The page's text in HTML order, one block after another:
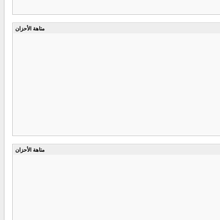
متاهة الأحزان
متاهة الأحزان